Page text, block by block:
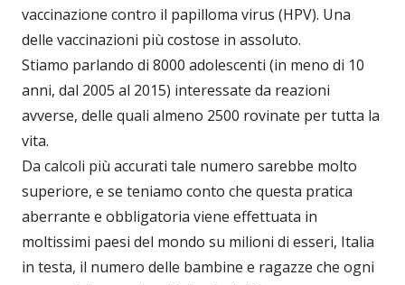
vaccinazione contro il papilloma virus (HPV). Una
delle vaccinazioni più costose in assoluto.
Stiamo parlando di 8000 adolescenti (in meno di 10
anni, dal 2005 al 2015) interessate da reazioni
avverse, delle quali almeno 2500 rovinate per tutta la
vita.
Da calcoli più accurati tale numero sarebbe molto
superiore, e se teniamo conto che questa pratica
aberrante e obbligatoria viene effettuata in
moltissimi paesi del mondo su milioni di esseri, Italia
in testa, il numero delle bambine e ragazze che ogni